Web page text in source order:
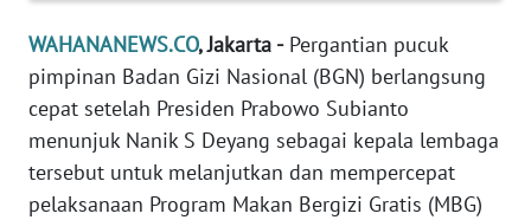
WAHANANEWS.CO, Jakarta -Pergantian pucuk
pimpinan Badan Gizi Nasional (BGN) berlangsung
cepat setelah Presiden Prabowo Subianto
menunjuk Nanik S Deyang sebagai kepala lembaga
tersebut untuk melanjutkan dan mempercepat
pelaksanaan Program Makan Bergizi Gratis (MBG)
INDEKS
BERITA
KONTAK
KAMI
INFO